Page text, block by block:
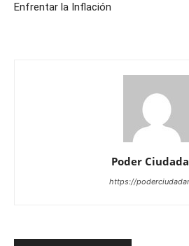
Enfrentar la Inflación
Poder
https://